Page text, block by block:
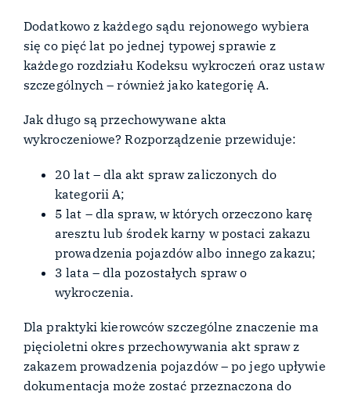
Dodatkowo z każdego sądu rejonowego wybiera
się co pięć lat po jednej typowej sprawie z
każdego rozdziału Kodeksu wykroczeń oraz ustaw
szczególnych – również jako kategorię A.
Jak długo są przechowywane akta
wykroczeniowe? Rozporządzenie przewiduje:
20 lat – dla akt spraw zaliczonych do
kategorii A;
5 lat – dla spraw, w których orzeczono karę
aresztu lub środek karny w postaci zakazu
prowadzenia pojazdów albo innego zakazu;
3 lata – dla pozostałych spraw o
wykroczenia.
Dla praktyki kierowców szczególne znaczenie ma
pięcioletni okres przechowywania akt spraw z
zakazem prowadzenia pojazdów – po jego upływie
dokumentacja może zostać przeznaczona do